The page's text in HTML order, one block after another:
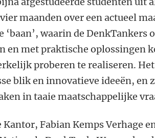
maanden over een actueel
waarin de DenkTankers
en met praktische oplossingen
proberen te realiseren.
blik en innovatieve ideeën, en
in taaie maatschappelijke
Kantor, Fabian Kemps Verhage